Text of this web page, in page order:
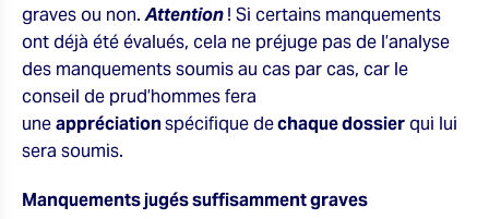
graves ou non.Attention! Si certains manquements
ont déjà été évalués, cela ne préjuge pas de l’analyse
des manquements soumis au cas par cas, car le
conseil de prud’hommes fera
uneappréciationspécifique dechaque dossierqui lui
sera soumis.
Manquements jugés suffisamment graves